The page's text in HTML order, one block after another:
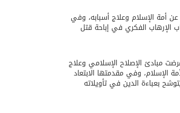
أمة الإسلام وعلاج أسبابه، وفي
الإرهاب الفكري في إباحة قتل
مبادئ الإصلاح الإسلامي وعلاج
الإسلام، وفي مقدمتها الابتعاد
بعباءة الدين في تأويلاته